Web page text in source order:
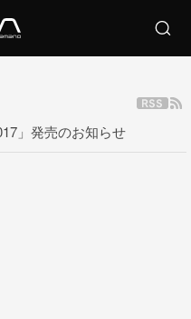
」発売のお知らせ